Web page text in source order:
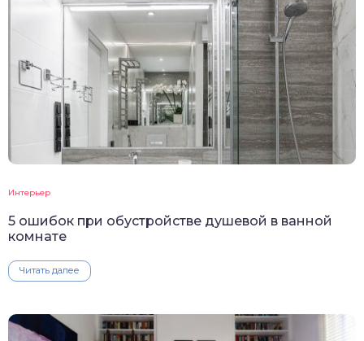
Интерьер
5 ошибок при обустройстве душевой в ванной
комнате
Читать далее